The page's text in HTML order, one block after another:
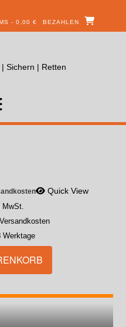
- 0,00 € BEZAHLEN
Quick View
MwSt.
Werktage